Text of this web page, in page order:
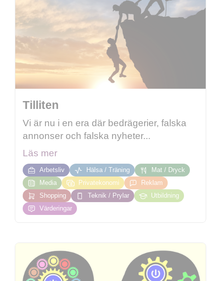
Tilliten
Vi är nu i en era där bedrägerier, falska
annonser och falska nyheter...
Läs mer
Arbetsliv Hälsa / Träning
Mat / Dryck
Media
Privatekonomi
Reklam
Shopping
Teknik / Prylar
Utbildning
Värderingar